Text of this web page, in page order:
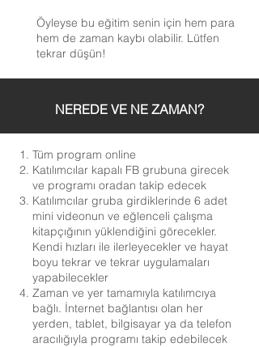
Öyleyse bu eğitim senin için hem para
hem de zaman kaybı olabilir. Lütfen
tekrar düşün!
NEREDE VE NE ZAMAN?
Tüm program online
Katılımcılar kapalı FB grubuna girecek
ve programı oradan takip edecek
Katılımcılar gruba girdiklerinde 6 adet
mini videonun ve eğlenceli çalışma
kitapçığının yüklendiğini görecekler.
Kendi hızları ile ilerleyecekler ve hayat
boyu tekrar ve tekrar uygulamaları
yapabilecekler
Zaman ve yer tamamıyla katılımcıya
bağlı. İnternet bağlantısı olan her
yerden, tablet, bilgisayar ya da telefon
aracılığıyla programı takip edebilecek